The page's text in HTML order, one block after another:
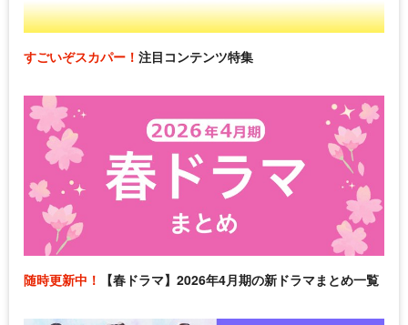
すごいぞスカパー！ 注目コンテンツ特集
随時更新中！ 【春ドラマ】2026年4月期の新ドラマまとめ一覧